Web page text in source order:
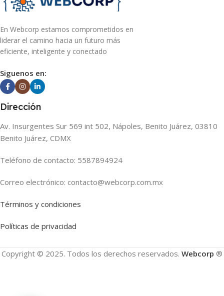
En Webcorp estamos comprometidos en
liderar el camino hacia un futuro más
eficiente, inteligente y conectado
Siguenos en:
Dirección
Av. Insurgentes Sur 569 int 502, Nápoles, Benito Juárez, 03810
Benito Juárez, CDMX
Teléfono de contacto: 5587894924
Correo electrónico: contacto@webcorp.com.mx
Términos y condiciones
Políticas de privacidad
Copyright © 2025. Todos los derechos reservados. Webcorp ®